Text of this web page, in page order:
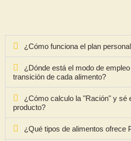
¿Cómo funciona el plan
¿Dónde está el modo de
transición de cada alimento?
¿Cómo calculo la "Ración" y sé
producto?
¿Qué tipos de alimentos ofrece